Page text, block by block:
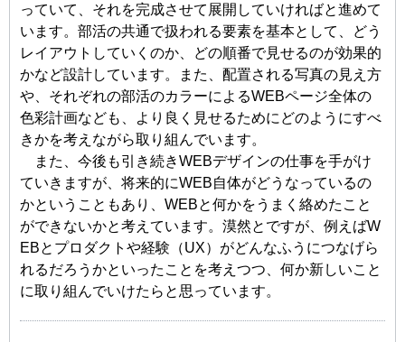
っていて、それを完成させて展開していければと進めて
います。部活の共通で扱われる要素を基本として、どう
レイアウトしていくのか、どの順番で見せるのが効果的
かなど設計しています。また、配置される写真の見え方
や、それぞれの部活のカラーによるWEBページ全体の
色彩計画なども、より良く見せるためにどのようにすべ
きかを考えながら取り組んでいます。
また、今後も引き続きWEBデザインの仕事を手がけ
ていきますが、将来的にWEB自体がどうなっているの
かということもあり、WEBと何かをうまく絡めたこと
ができないかと考えています。漠然とですが、例えばW
EBとプロダクトや経験（UX）がどんなふうにつなげら
れるだろうかといったことを考えつつ、何か新しいこと
に取り組んでいけたらと思っています。